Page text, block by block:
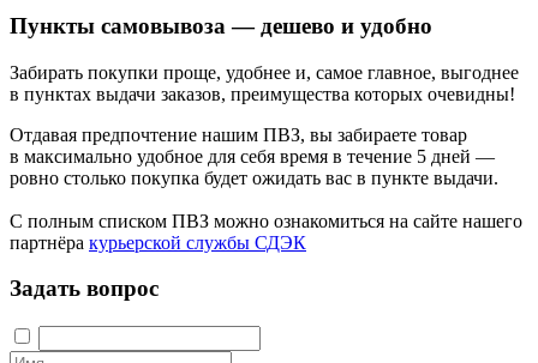
Пункты самовывоза — дешево и удобно
Забирать покупки проще, удобнее и, самое главное, выгоднее
в пунктах выдачи заказов, преимущества которых очевидны!
Отдавая предпочтение нашим ПВЗ, вы забираете товар
в максимально удобное для себя время в течение 5 дней —
ровно столько покупка будет ожидать вас в пункте выдачи.
С полным списком ПВЗ можно ознакомиться на сайте нашего
партнёра курьерской службы СДЭК
Задать вопрос